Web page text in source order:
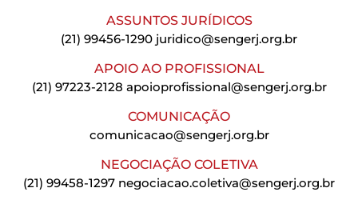
ASSUNTOS JURÍDICOS
(21) 99456-1290 juridico@sengerj.org.br
APOIO AO PROFISSIONAL
(21) 97223-2128 apoioprofissional@sengerj.org.br
COMUNICAÇÃO
comunicacao@sengerj.org.br
NEGOCIAÇÃO COLETIVA
(21) 99458-1297 negociacao.coletiva@sengerj.org.br